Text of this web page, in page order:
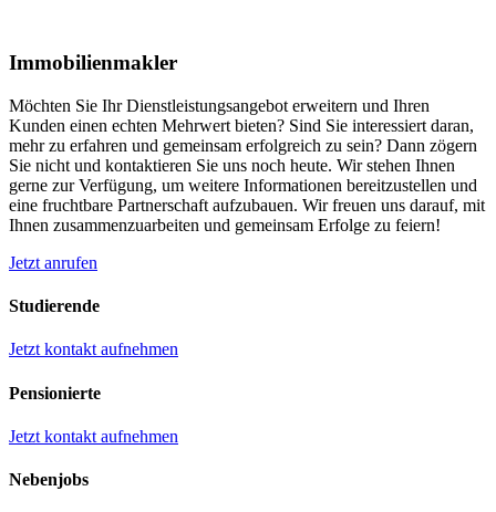
Immobilienmakler
Möchten Sie Ihr Dienstleistungsangebot erweitern und Ihren
Kunden einen echten Mehrwert bieten? Sind Sie interessiert daran,
mehr zu erfahren und gemeinsam erfolgreich zu sein? Dann zögern
Sie nicht und kontaktieren Sie uns noch heute. Wir stehen Ihnen
gerne zur Verfügung, um weitere Informationen bereitzustellen und
eine fruchtbare Partnerschaft aufzubauen. Wir freuen uns darauf, mit
Ihnen zusammenzuarbeiten und gemeinsam Erfolge zu feiern!
Jetzt anrufen
Studierende
Jetzt kontakt aufnehmen
Pensionierte
Jetzt kontakt aufnehmen
Nebenjobs